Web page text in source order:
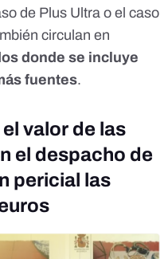
de Plus Ultra o el caso
circulan en
donde se incluye
fuentes.
valor de las
el despacho de
pericial las